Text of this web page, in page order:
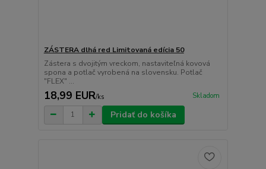
ZÁSTERA dlhá red Limitovaná edícia 50
Zástera s dvojitým vreckom, nastaviteľná kovová
spona a potlač vyrobená na slovensku. Potlač
"FLEX" ...
18,99 EUR/ks Skladom
Pridať do košíka